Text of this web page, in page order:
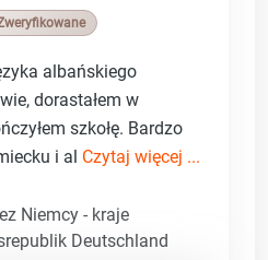
albańskiego
dorastałem w
szkołę. Bardzo
i al Czytaj więcej ...
Niemcy - kraje
Deutschland